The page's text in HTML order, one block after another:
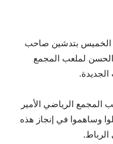
الخميس بتدشين صاحب
الحسن لملعب المجمع
الجديدة.
الرياضي الأمير
وساهموا في إنجاز هذه
الرباط.